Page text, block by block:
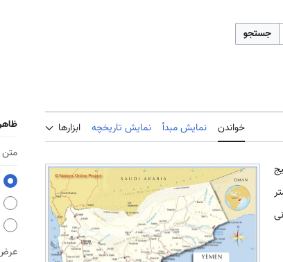
جستجو
خواندن نمایش مبدأ نمایش تاریخچه ابزارها
متن
۵۳۶/۸۶۹ کیلومتر